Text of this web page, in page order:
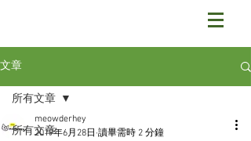
文章
所有文章
所有文章
meowderhey
2019年6月28日 讀畢需時 2 分鐘